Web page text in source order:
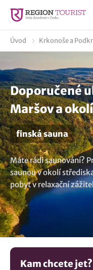
Úvod Krkonoše a
Doporučené
Maršov a okolí
finská sauna
Máte rádi saunování?
saunou v okolí
pobyt v relaxační
uvolnění a regeneraci.
napětí a posiluje
Dopřejete vašem
inspiraci? Zde najdete
Horní Maršov..
Kam chcete jet?